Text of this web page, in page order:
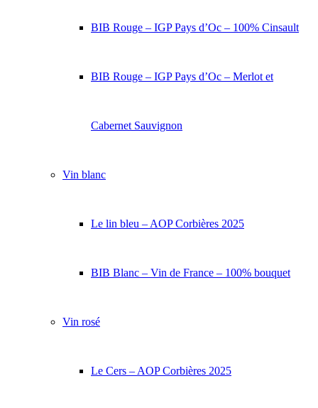
BIB Rouge – IGP Pays d’Oc – 100% Cinsault
BIB Rouge – IGP Pays d’Oc – Merlot et
Cabernet Sauvignon
Vin blanc
Le lin bleu – AOP Corbières 2025
BIB Blanc – Vin de France – 100% bouquet
Vin rosé
Le Cers – AOP Corbières 2025